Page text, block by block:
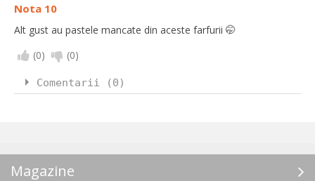
Nota 10
Alt gust au pastele mancate din aceste farfurii 🤭
(0) (0)
Comentarii (0)
Magazine